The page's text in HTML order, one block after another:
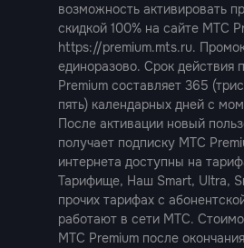
возможность активировать
скидкой 100% на сайте МТС
https://premium.mts.ru.
единоразово. Срок действия
Premium составляет 365
пять) календарных дней с
После активации новый
получает подписку МТС
интернета доступны на
Тарифище, Наш Smart, Ultra,
прочих тарифах с
работают в сети МТС.
МТС Premium после